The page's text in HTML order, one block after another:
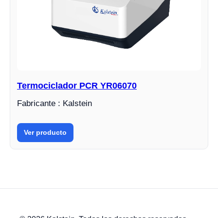
Termociclador PCR YR06070
Fabricante : Kalstein
Ver producto